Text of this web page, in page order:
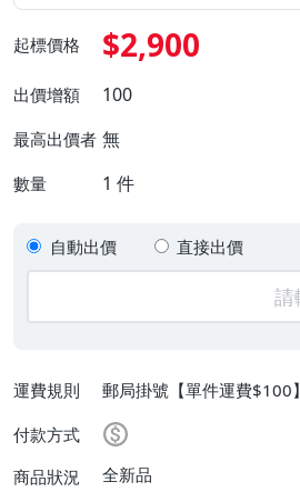
起標價格 $2,900
出價增額 100
最高出價者 無
數量 1 件
自動出價 直接出價
運費規則
郵局掛號【單件運費$100】
付款方式
商品狀況
全新品